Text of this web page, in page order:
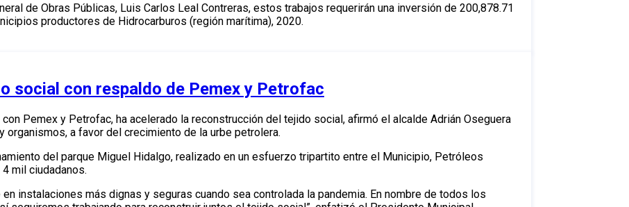
de Obras Públicas, Luis Carlos Leal Contreras, estos trabajos requerirán una inversión de 200,878.71
productores de Hidrocarburos (región marítima), 2020.
social con respaldo de Pemex y Petrofac
Pemex y Petrofac, ha acelerado la reconstrucción del tejido social, afirmó el alcalde Adrián Oseguera
organismos, a favor del crecimiento de la urbe petrolera.
del parque Miguel Hidalgo, realizado en un esfuerzo tripartito entre el Municipio, Petróleos
mil ciudadanos.
instalaciones más dignas y seguras cuando sea controlada la pandemia. En nombre de todos los